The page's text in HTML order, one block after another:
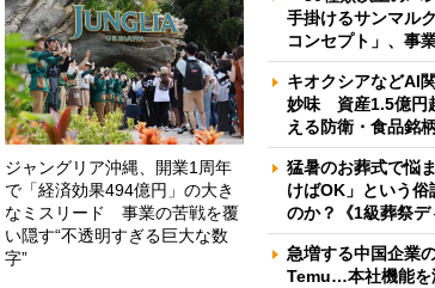
ジャングリア沖縄、開業1周年
で「経済効果494億円」の大き
なミスリード 事業の苦戦を覆
い隠す“不透明すぎる巨大な数
字”
手掛けるサンマル
コンセプト」、事
キオクシアなどAI
妙味 資産1.5億円
える防衛・食品銘
猛暑のお葬式で悩
けばOK」という
のか？《1級葬祭デ
急増する中国企業
Temu…本社機能を